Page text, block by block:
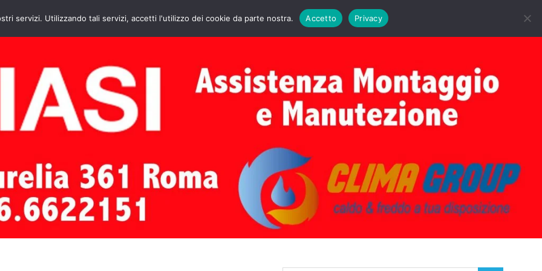
HOME CONTATTI ASSISTENZA CALDAIE BIASI PRIMA ACCENSIONE CALDAIE BIASI
servizi. Utilizzando tali servizi, accetti l'utilizzo dei cookie da parte nostra. Accetto Privacy